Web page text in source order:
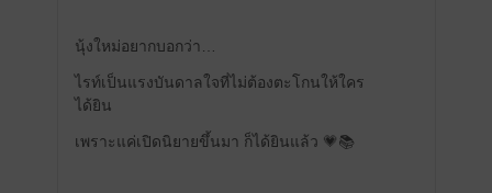
นุ้งใหม่อยากบอกว่า…
ไรท์เป็นแรงบันดาลใจที่ไม่ต้องตะโกนให้ใคร
ได้ยิน
เพราะแค่เปิดนิยายขึ้นมา ก็ได้ยินแล้ว 💗📚